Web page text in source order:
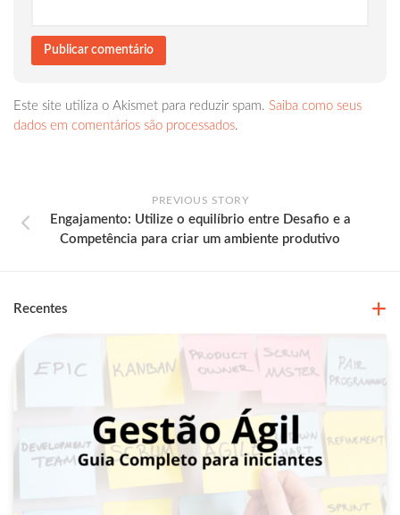
Este site utiliza o Akismet para reduzir spam. Saiba como seus
dados em comentários são processados.
PREVIOUS STORY
Engajamento: Utilize o equilíbrio entre Desafio e a
Competência para criar um ambiente produtivo
Recentes